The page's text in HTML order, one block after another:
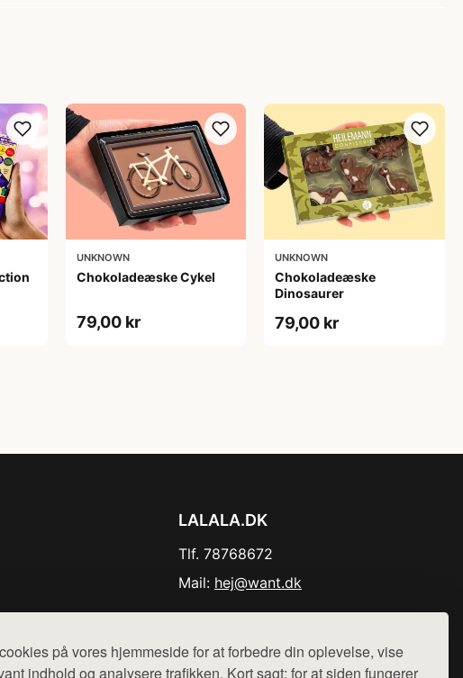
på vores hjemmeside for at forbedre din oplevelse, vise
indhold og analysere trafikken. Kort sagt: for at siden fungerer
UNKNOWN
Chokoladeæske Cykel
79,00 kr
UNKNOWN
Chokoladeæske
Dinosaurer
79,00 kr
LALALA.DK
Tlf. 78768672
Mail: hej@want.dk